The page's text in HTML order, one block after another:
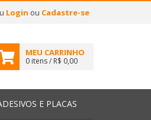
Login ou Cadastre-se
MEU CARRINHO
0 itens / R$ 0,00
E PLACAS